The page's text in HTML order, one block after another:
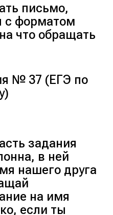
письмо,
с форматом
что обращать
задания
в ней
нашего друга
на имя
если ты